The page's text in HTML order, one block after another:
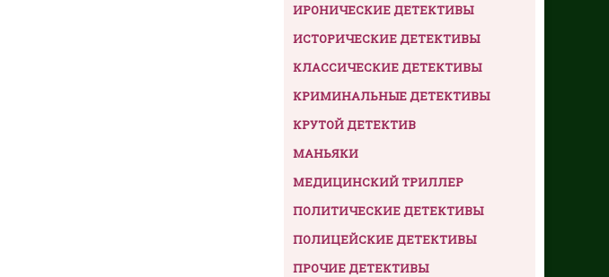
ИРОНИЧЕСКИЕ ДЕТЕКТИВЫ
ИСТОРИЧЕСКИЕ ДЕТЕКТИВЫ
КЛАССИЧЕСКИЕ ДЕТЕКТИВЫ
КРИМИНАЛЬНЫЕ ДЕТЕКТИВЫ
КРУТОЙ ДЕТЕКТИВ
МАНЬЯКИ
МЕДИЦИНСКИЙ ТРИЛЛЕР
ПОЛИТИЧЕСКИЕ ДЕТЕКТИВЫ
ПОЛИЦЕЙСКИЕ ДЕТЕКТИВЫ
ПРОЧИЕ ДЕТЕКТИВЫ